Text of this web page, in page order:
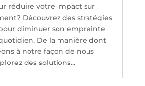
réduire votre impact sur
Découvrez des stratégies
diminuer son empreinte
De la manière dont
à notre façon de nous
des solutions...